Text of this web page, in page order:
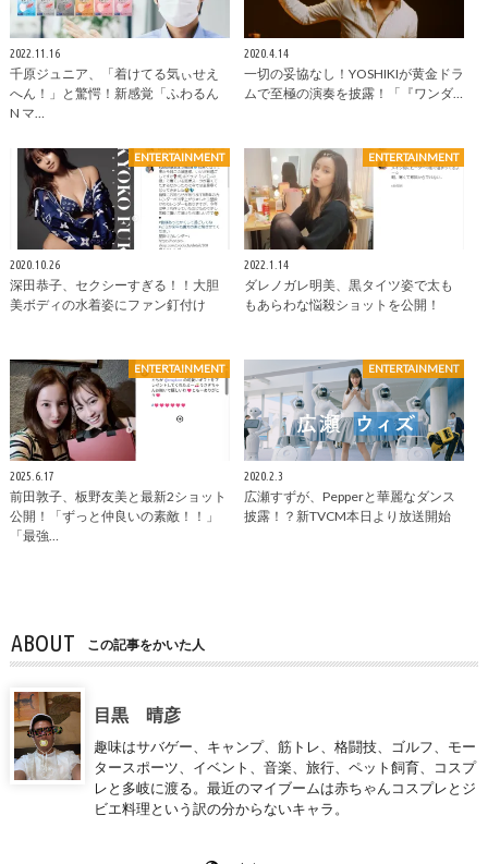
2022.11.16
千原ジュニア、「着けてる気ぃせえ
へん！」と驚愕！新感覚「ふわるん
N マ…
2020.4.14
一切の妥協なし！YOSHIKIが黄金ドラ
ムで至極の演奏を披露！「『ワンダ…
ENTERTAINMENT
2020.10.26
深田恭子、セクシーすぎる！！大胆
美ボディの水着姿にファン釘付け
ENTERTAINMENT
2022.1.14
ダレノガレ明美、黒タイツ姿で太も
もあらわな悩殺ショットを公開！
ENTERTAINMENT
2025.6.17
前田敦子、板野友美と最新2ショット
公開！「ずっと仲良いの素敵！！」
「最強…
ENTERTAINMENT
2020.2.3
広瀬すずが、Pepperと華麗なダンス
披露！？新TVCM本日より放送開始
ABOUT この記事をかいた人
目黒 晴彦
趣味はサバゲー、キャンプ、筋トレ、格闘技、ゴルフ、モー
タースポーツ、イベント、音楽、旅行、ペット飼育、コスプ
レと多岐に渡る。最近のマイブームは赤ちゃんコスプレとジ
ビエ料理という訳の分からないキャラ。